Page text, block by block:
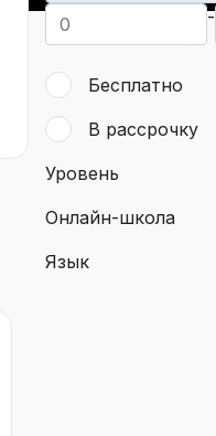
-
Бесплатно
В рассрочку
Уровень
Онлайн-школа
Язык